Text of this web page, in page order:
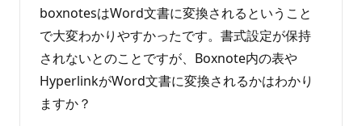
boxnotesはWord文書に変換されるということ
で大変わかりやすかったです。書式設定が保持
されないとのことですが、Boxnote内の表や
HyperlinkがWord文書に変換されるかはわかり
ますか？